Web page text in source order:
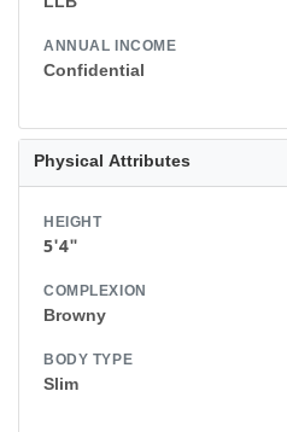
ANNUAL INCOME
Confidential
Physical Attributes
HEIGHT
5'4"
COMPLEXION
Browny
BODY TYPE
Slim